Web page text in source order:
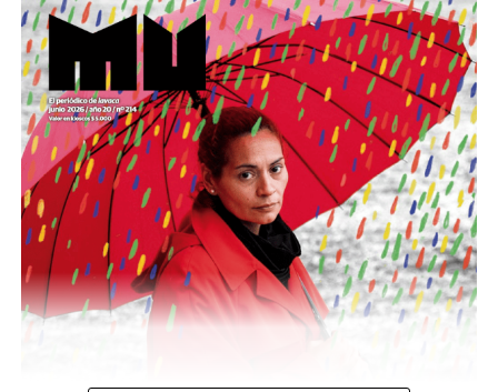
Este número 215 de MU ☝️viene con doble tapa, que
podría ser una frase:
Sin chamuyo, a remarla.
Descargar la Mu en PDF